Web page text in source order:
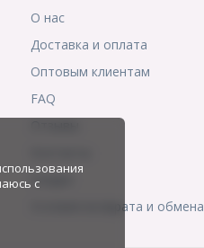
О нас
Доставка и оплата
Оптовым клиентам
FAQ
Скидки
Условия возврата и обмена
с